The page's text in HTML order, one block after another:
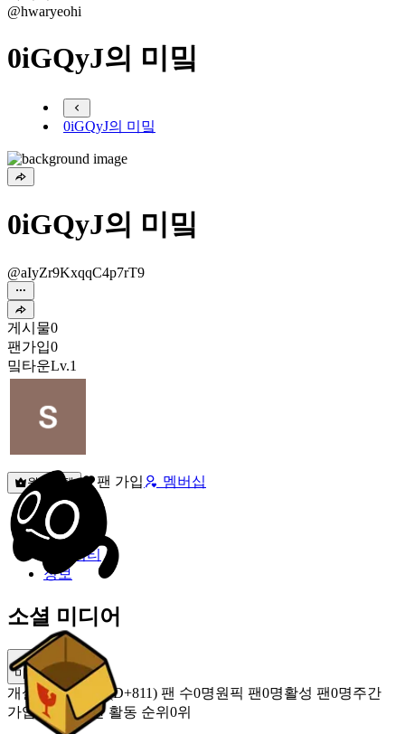
@hwaryeohi
0iGQyJ의 미밐
0iGQyJ의 미밐
0iGQyJ의 미밐
@aIyZr9KxqqC4p7rT9
게시물0
팬가입0
밐타운Lv.1
원픽선택 팬 가입 멤버십
밐타운
피드
커뮤니티
정보
소셜 미디어
미밐 공유
개설 2024.05.19 (D+811) 팬 수0명원픽 팬0명활성 팬0명주간
가입 팬 0명주간 활동 순위 0위